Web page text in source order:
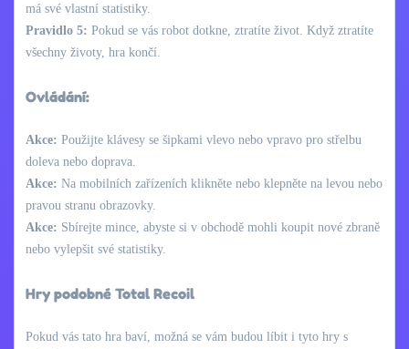
má své vlastní statistiky.
Pravidlo 5: Pokud se vás robot dotkne, ztratíte život. Když ztratíte
všechny životy, hra končí.
Ovládání:
Akce: Použijte klávesy se šipkami vlevo nebo vpravo pro střelbu
doleva nebo doprava.
Akce: Na mobilních zařízeních klikněte nebo klepněte na levou nebo
pravou stranu obrazovky.
Akce: Sbírejte mince, abyste si v obchodě mohli koupit nové zbraně
nebo vylepšit své statistiky.
Hry podobné Total Recoil
Pokud vás tato hra baví, možná se vám budou líbit i tyto hry s